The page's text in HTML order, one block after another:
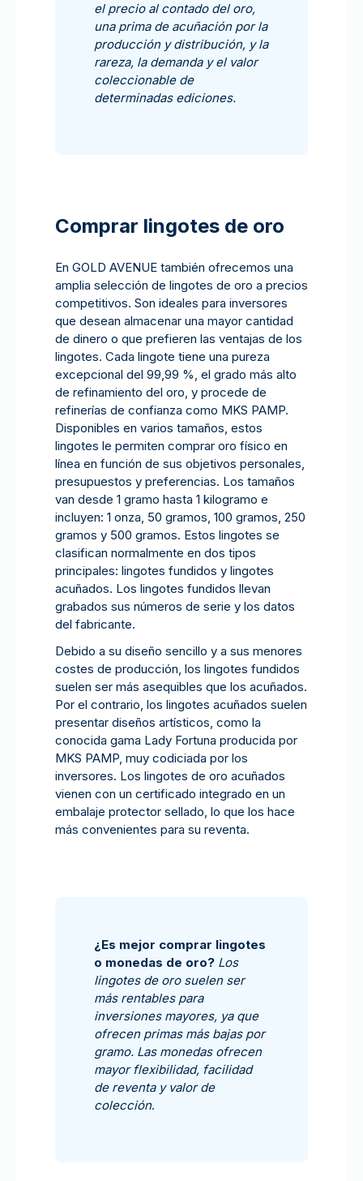
el precio al contado del oro,
una prima de acuñación por la
producción y distribución, y la
rareza, la demanda y el valor
coleccionable de
determinadas ediciones.
Comprar lingotes de oro
En GOLD AVENUE también ofrecemos una
amplia selección de lingotes de oro a precios
competitivos. Son ideales para inversores
que desean almacenar una mayor cantidad
de dinero o que prefieren las ventajas de los
lingotes. Cada lingote tiene una pureza
excepcional del 99,99 %, el grado más alto
de refinamiento del oro, y procede de
refinerías de confianza como MKS PAMP.
Disponibles en varios tamaños, estos
lingotes le permiten comprar oro físico en
línea en función de sus objetivos personales,
presupuestos y preferencias. Los tamaños
van desde 1 gramo hasta 1 kilogramo e
incluyen: 1 onza, 50 gramos, 100 gramos, 250
gramos y 500 gramos. Estos lingotes se
clasifican normalmente en dos tipos
principales: lingotes fundidos y lingotes
acuñados. Los lingotes fundidos llevan
grabados sus números de serie y los datos
del fabricante.
Debido a su diseño sencillo y a sus menores
costes de producción, los lingotes fundidos
suelen ser más asequibles que los acuñados.
Por el contrario, los lingotes acuñados suelen
presentar diseños artísticos, como la
conocida gama Lady Fortuna producida por
MKS PAMP, muy codiciada por los
inversores. Los lingotes de oro acuñados
vienen con un certificado integrado en un
embalaje protector sellado, lo que los hace
más convenientes para su reventa.
¿Es mejor comprar lingotes
o monedas de oro? Los
lingotes de oro suelen ser
más rentables para
inversiones mayores, ya que
ofrecen primas más bajas por
gramo. Las monedas ofrecen
mayor flexibilidad, facilidad
de reventa y valor de
colección.